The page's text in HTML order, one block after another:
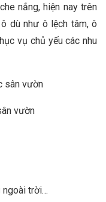
nắng, hiện nay trên
dù như ô lệch tâm, ô
vụ chủ yếu các nhu
sân vườn
vườn
ngoài trời…